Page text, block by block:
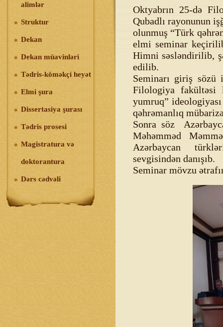
alimlər
Struktur
Dekan
Dekan müavinləri
Tədris-köməkçi heyət
Elmi şura
Dissertasiya şurası
Tədris prosesi
Magistratura və
doktorantura
Dərs cədvəli
Oktyabrın 25-də
Qubadlı rayonunun
olunmuş “Türk
elmi seminar
Himni səsləndirilib,
edilib.
Seminarı giriş
Filologiya fakültəsi
yumruq”
qəhrəmanlıq
Sonra söz
Məhəmməd
Azərbaycan
sevgisindən
Seminar mövzu